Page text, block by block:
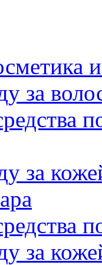
и
за
за
за